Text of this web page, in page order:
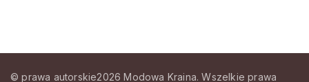
© prawa autorskie2026Modowa Kraina. Wszelkie prawa